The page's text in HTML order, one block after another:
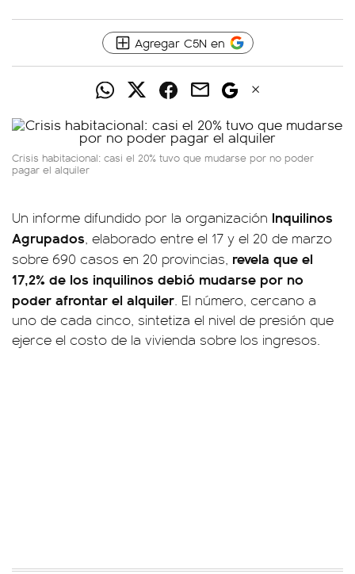
Agregar C5N en
Crisis habitacional: casi el 20% tuvo que mudarse por no poder
pagar el alquiler
Un informe difundido por la organización Inquilinos
Agrupados, elaborado entre el 17 y el 20 de marzo
sobre 690 casos en 20 provincias, revela que el
17,2% de los inquilinos debió mudarse por no
poder afrontar el alquiler. El número, cercano a
uno de cada cinco, sintetiza el nivel de presión que
ejerce el costo de la vivienda sobre los ingresos.